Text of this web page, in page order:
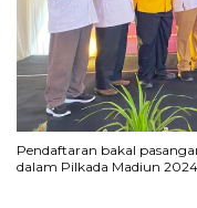
Pendaftaran bakal
dalam Pilkada Madiun